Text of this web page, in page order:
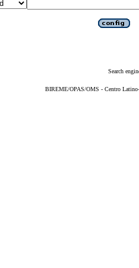
Search
BIREME/OPAS/OMS - Centro Latino-